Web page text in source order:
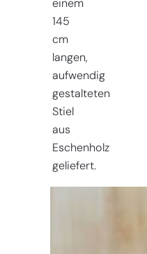
einem
145
cm
langen,
aufwendig
gestalteten
Stiel
aus
Eschenholz
geliefert.